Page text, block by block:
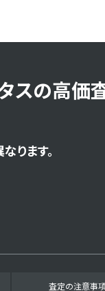
スの高価
ります。
査定の注意事